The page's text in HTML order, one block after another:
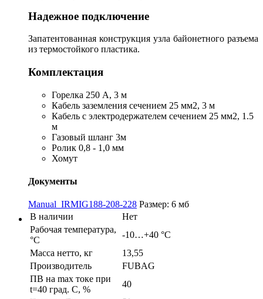
Надежное подключение
Запатентованная конструкция узла байонетного разъема
из термостойкого пластика.
Комплектация
Горелка 250 А, 3 м
Кабель заземления сечением 25 мм2, 3 м
Кабель с электродержателем сечением 25 мм2, 1.5
м
Газовый шланг 3м
Ролик 0,8 - 1,0 мм
Хомут
Документы
Manual_IRMIG188-208-228 Размер: 6 мб
В наличии
Нет
Рабочая температура,
°C
-10…+40 °С
Масса нетто, кг
13,55
Производитель
FUBAG
ПВ на max токе при
t=40 град. С, %
40